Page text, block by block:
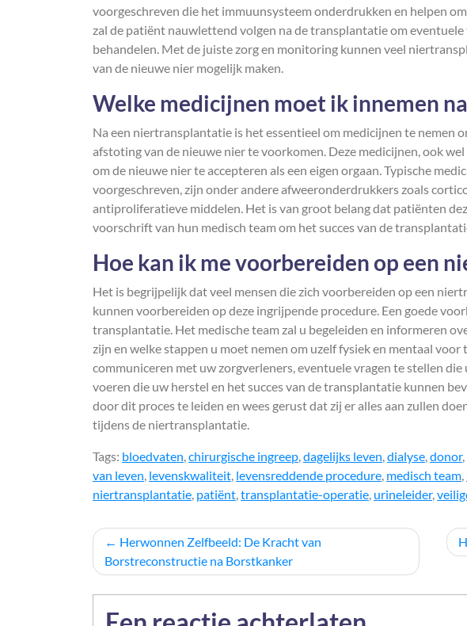
voorgeschreven die het immuunsysteem onderdrukken en helpen
zal de patiënt nauwlettend volgen na de transplantatie om
behandelen. Met de juiste zorg en monitoring kunnen veel
van de nieuwe nier mogelijk maken.
Welke medicijnen moet ik innemen
Na een niertransplantatie is het essentieel om medicijnen te nemen
afstoting van de nieuwe nier te voorkomen. Deze medicijnen, ook
om de nieuwe nier te accepteren als een eigen orgaan. Typische
voorgeschreven, zijn onder andere afweeronderdrukkers zoals
antiproliferatieve middelen. Het is van groot belang dat patiënten
voorschrift van hun medisch team om het succes van de
Hoe kan ik me voorbereiden op een
Het is begrijpelijk dat veel mensen die zich voorbereiden op een
kunnen voorbereiden op deze ingrijpende procedure. Een goede
transplantatie. Het medische team zal u begeleiden en informeren
zijn en welke stappen u moet nemen om uzelf fysiek en mentaal
communiceren met uw zorgverleners, eventuele vragen te stellen
voeren die uw herstel en het succes van de transplantatie kunnen
door dit proces te leiden en wees gerust dat zij er alles aan zullen
tijdens de niertransplantatie.
Tags: bloedvaten,chirurgische ingreep,dagelijks leven,dialyse,donor,
van leven, levenskwaliteit, levensreddende procedure, medisch team,
niertransplantatie, patiënt,transplantatie-operatie, urineleider,
Berichtnavigatie
Herwonnen Zelfbeeld: De Kracht van
Borstreconstructie na Borstkanker